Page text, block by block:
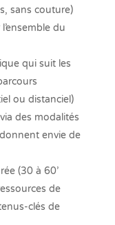
sans couture)
du
qui suit les
ou distanciel)
des modalités
envie de
(30 à 60’
de
clés de